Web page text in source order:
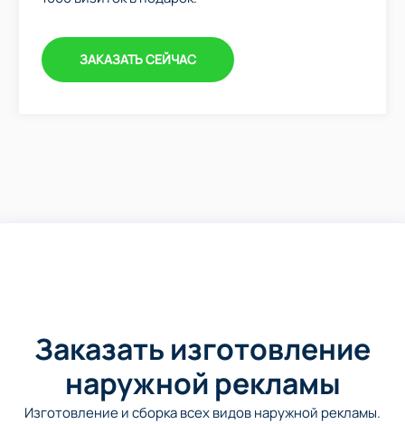
ЗАКАЗАТЬ СЕЙЧАС
Заказать изготовление
наружной рекламы
Изготовление и сборка всех видов наружной рекламы.